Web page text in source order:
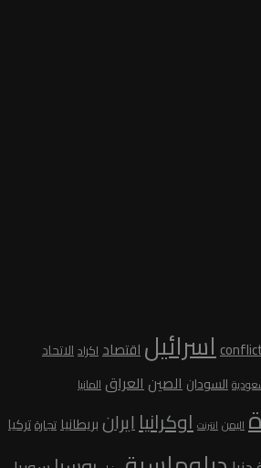
اسرائيلاقتصاد اكرادالاتحاد
السودانالصينالعراق المانيا
اليمن انترنت اوكرانياايرانبريطانياتجارةتركيا